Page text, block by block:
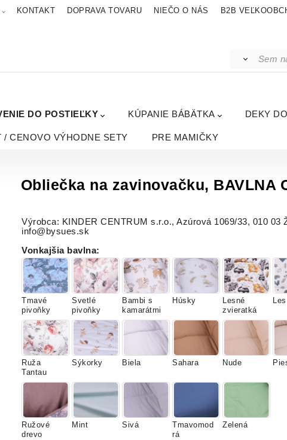
KONTAKT DOPRAVA TOVARU NIEČO O NÁS B2B
DO POSTIEĽKY KÚPANIE BÁBÄTKA DEKY
/ CENOVO VÝHODNE SETY PRE MAMIČKY
Obliečka na zavinovačku, BAVLNA
Výrobca: KINDER CENTRUM s.r.o., Azúrová 1069/33, 010 03
info@bysues.sk
Vonkajšia bavlna:
Tmavé
pivoňky
Svetlé
pivoňky
Bambi s
kamarátmi
Húsky
Lesné
zvieratká
Les
Ruža
Tantau
Sýkorky Biela Sahara Nude
Ružové
drevo
Mint Sivá
Tmavomod
rá
Zelená